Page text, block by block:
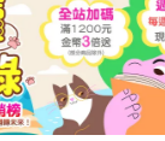
經一埋首就會想
那麼多，所以才
把自己寫成了五
麼我很可能就把